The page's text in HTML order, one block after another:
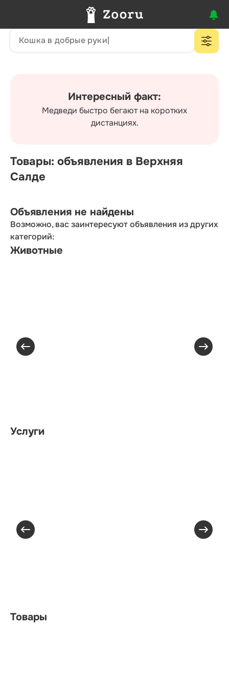
Интересный факт:
Медведи быстро бегают на коротких
дистанциях.
Товары: объявления в Верхняя
Салде
Объявления не найдены
Возможно, вас заинтересуют объявления из других
категорий:
Животные
Услуги
Товары